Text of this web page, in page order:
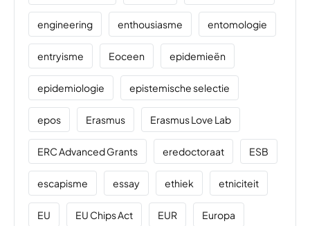
engineering enthousiasme entomologie
entryisme Eoceen epidemieën
epidemiologie epistemische selectie
epos Erasmus Erasmus Love Lab
ERC Advanced Grants eredoctoraat ESB
escapisme essay ethiek etniciteit
EU EU Chips Act EUR Europa